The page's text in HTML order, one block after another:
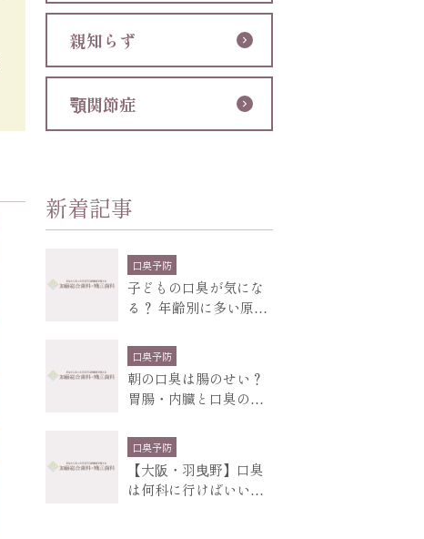
親知らず
顎関節症
新着記事
口臭予防
子どもの口臭が気にな
る？ 年齢別に多い原因
口臭予防
朝の口臭は腸のせい？
胃腸・内臓と口臭の関
口臭予防
【大阪・羽曳野】口臭
は何科に行けばいい？